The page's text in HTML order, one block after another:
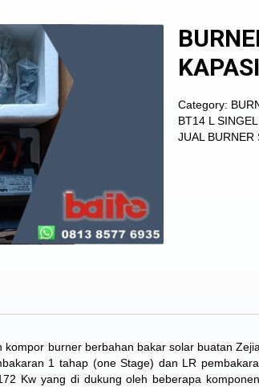
Category:
BT14 L
JUAL BURNER
burner berbahan bakar solar buatan
1 tahap (one Stage) dan LR
Kw yang di dukung oleh beberapa